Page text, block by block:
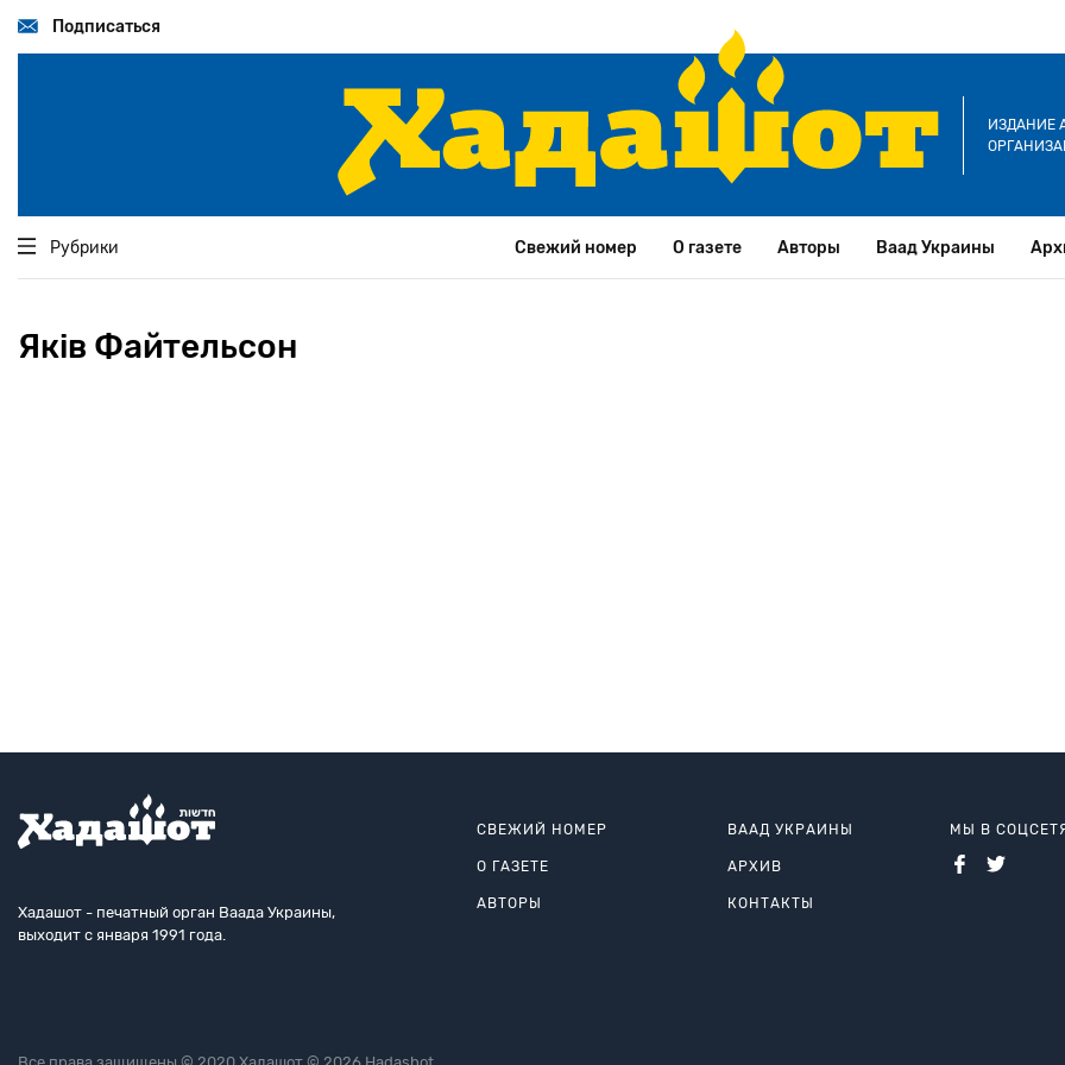
основномуПодписаться
ИЗДАНИЕ
Рубрики Свежий номер О газете Авторы Ваад Украины
Яків Файтельсон
Хадашот - печатный орган Ваада Украины,
выходит с января 1991 года.
СВЕЖИЙ НОМЕР
О ГАЗЕТЕ
АВТОРЫ
ВААД УКРАИНЫ
АРХИВ
КОНТАКТЫ
МЫ В